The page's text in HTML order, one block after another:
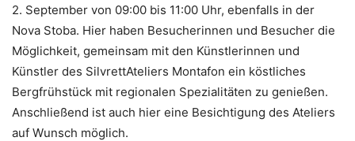
2. September von 09:00 bis 11:00 Uhr, ebenfalls in der
Nova Stoba. Hier haben Besucherinnen und Besucher die
Möglichkeit, gemeinsam mit den Künstlerinnen und
Künstler des SilvrettAteliers Montafon ein köstliches
Bergfrühstück mit regionalen Spezialitäten zu genießen.
Anschließend ist auch hier eine Besichtigung des Ateliers
auf Wunsch möglich.